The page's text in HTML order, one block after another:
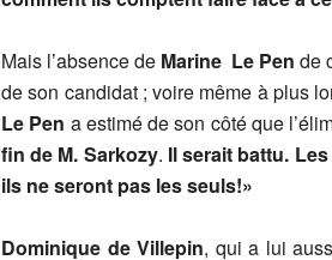
Mais l’absence de Marine Le Pen de
de son candidat ; voire même à plus
Le Pen a estimé de son côté que
fin de M. Sarkozy. Il serait battu.
ils ne seront pas les seuls!»
Dominique de Villepin, qui a lui